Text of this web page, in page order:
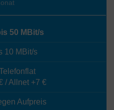
50 MBit/s
10 MBit/s
/ Allnet +7 €
Aufpreis